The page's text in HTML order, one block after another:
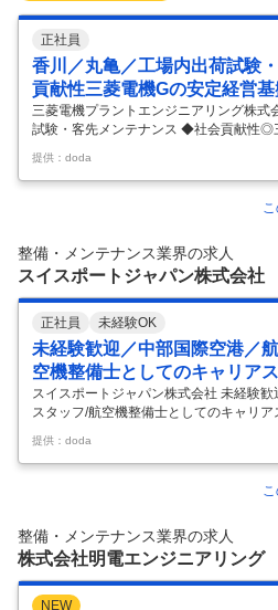
正社員
香川／丸亀／工場内出荷試験
貢献性三菱電機Gの安定経営基
三菱電機プラントエンジニアリング株式
試験・客先メンテナンス ◆社会貢献性◎
休127日 【仕事内容】 【香川／丸亀】
ス ◆社会貢献性◎三菱電機Gの安定経営
事内容】 ～技術力を長期的に高められ
／SDGs・再生可能エネルギーや産業に
ステム製作所にて製作する受配電設備（
の工場内出荷試験を実施頂きます。 試験
提供：doda
整備・メンテナンス業界の求人
スイスポートジャパン株式会社
正社員 未経験OK
未経験歓迎／中部国際空港／
空機整備士としてのキャリア
スイスポートジャパン株式会社 未経験
スタッフ/航空機整備士としてのキャリ
経験歓迎【中部国際空港】航空機整備
ャリアスタートへ！ 【具体的な仕事内
航空支援会社の航空機整備スタッフ／
空機整備の知識がなくても、自動車整
ます。 ■業務概要 中部国際空港にて、航
検、ヘッドセット作業を担当していただ
運行さ…
提供：doda
整備・メンテナンス業界の求人
株式会社明電エンジニアリング
NEW